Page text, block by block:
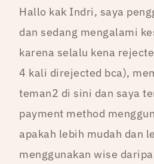
Hallo kak Indri, saya
dan sedang mengalami
karena selalu kena
4 kali direjected bca),
teman2 di sini dan saya
payment method
apakah lebih mudah dan
menggunakan wise